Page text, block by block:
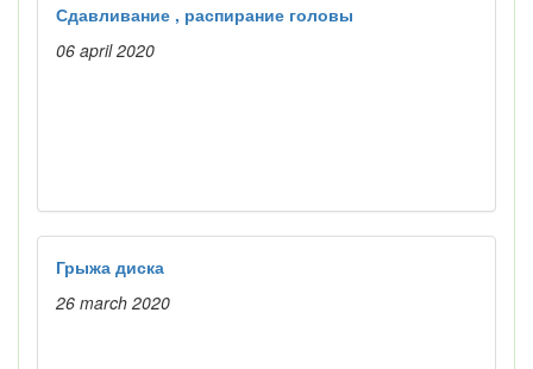
Сдавливание , распирание головы
06 april 2020
Грыжа диска
26 march 2020